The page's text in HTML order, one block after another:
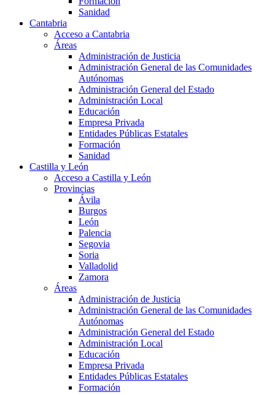
Sanidad
Cantabria
Acceso a Cantabria
Áreas
Administración de Justicia
Administración General de las Comunidades
Autónomas
Administración General del Estado
Administración Local
Educación
Empresa Privada
Entidades Públicas Estatales
Formación
Sanidad
Castilla y León
Acceso a Castilla y León
Provincias
Ávila
Burgos
León
Palencia
Segovia
Soria
Valladolid
Zamora
Áreas
Administración de Justicia
Administración General de las Comunidades
Autónomas
Administración General del Estado
Administración Local
Educación
Empresa Privada
Entidades Públicas Estatales
Formación